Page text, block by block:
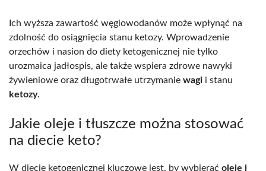
Ich wyższa zawartość węglowodanów może wpłynąć na
zdolność do osiągnięcia stanu ketozy. Wprowadzenie
orzechów i nasion do diety ketogenicznej nie tylko
urozmaica jadłospis, ale także wspiera zdrowe nawyki
żywieniowe oraz długotrwałe utrzymanie wagi i stanu
ketozy.
Jakie oleje i tłuszcze można stosować
na diecie keto?
W diecie ketogenicznej kluczowe jest, by wybierać oleje i